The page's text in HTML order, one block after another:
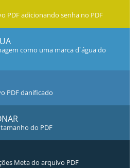
PDF adicionando senha no PDF
como uma marca d`água do
PDF danificado
do PDF
Meta do arquivo PDF